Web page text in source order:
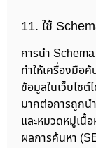
11. ใช้
การนำ
ทำให้เครื่องมือ
ข้อมูลในเว็บไซ
มากต่อการถูกน
และหมวดหมู่เนื้
ผลการค้นหา